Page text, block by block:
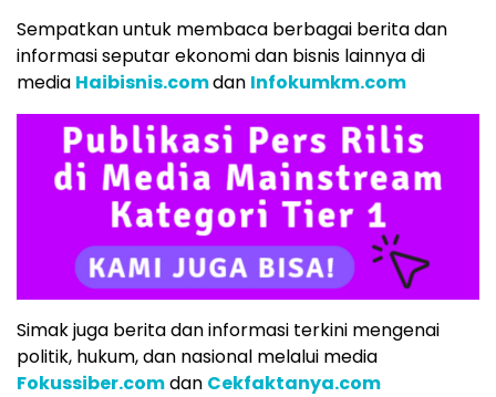
Sempatkan untuk membaca berbagai berita dan
informasi seputar ekonomi dan bisnis lainnya di
media Haibisnis.comdan Infokumkm.com
Simak juga berita dan informasi terkini mengenai
politik, hukum, dan nasional melalui media
Fokussiber.comdan Cekfaktanya.com